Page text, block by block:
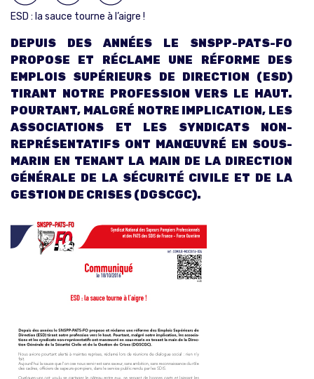
ESD : la sauce tourne à l’aigre !
DEPUIS DES ANNÉES LE SNSPP-PATS-FO
PROPOSE ET RÉCLAME UNE RÉFORME DES
EMPLOIS SUPÉRIEURS DE DIRECTION (ESD)
TIRANT NOTRE PROFESSION VERS LE HAUT.
POURTANT, MALGRÉ NOTRE IMPLICATION, LES
ASSOCIATIONS ET LES SYNDICATS NON-
REPRÉSENTATIFS ONT MANŒUVRÉ EN SOUS-
MARIN EN TENANT LA MAIN DE LA DIRECTION
GÉNÉRALE DE LA SÉCURITÉ CIVILE ET DE LA
GESTION DE CRISES (DGSCGC).